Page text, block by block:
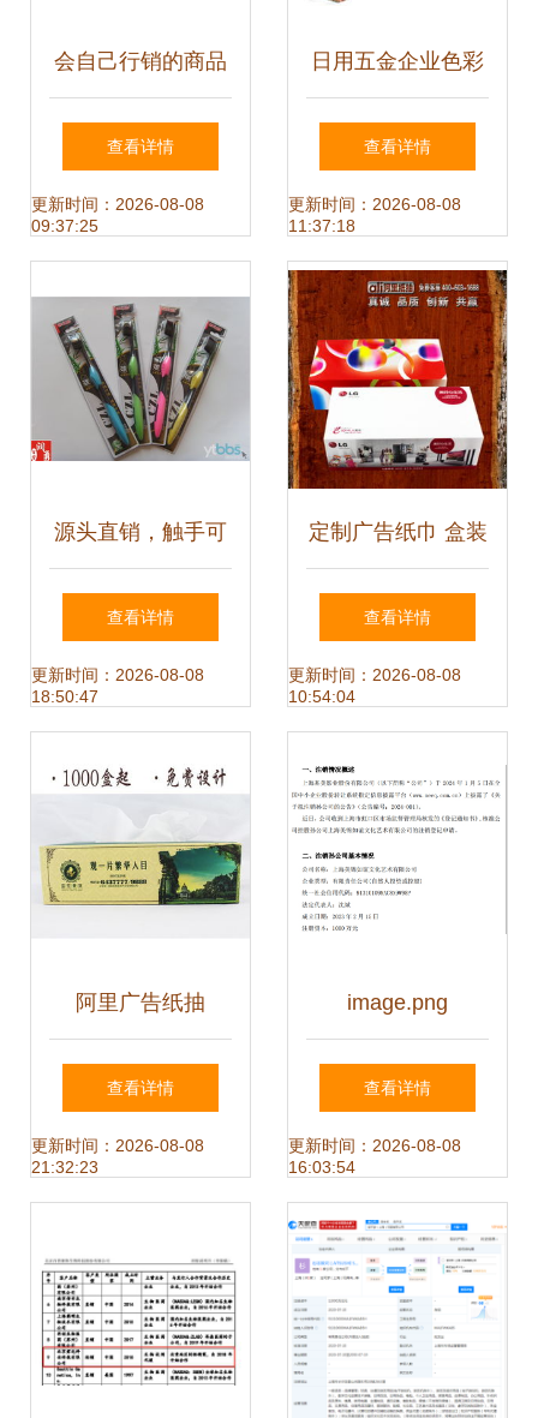
会自己行销的商品
20个极具创意的日
用品包装设计
查看详情
更新时间：2026-08-08
09:37:25
日用五金企业色彩
营销 从功能转向情
绪的战略突破
查看详情
更新时间：2026-08-08
11:37:18
源头直销，触手可
及的品质生活——
日用百货、针织服
查看详情
更新时间：2026-08-08
18:50:47
定制广告纸巾 盒装
抽纸盒制作全解
析，打造品牌传播
查看详情
更新时间：2026-08-08
10:54:04
阿里广告纸抽
23×12×6 实用与品
牌传播的完美结合
查看详情
更新时间：2026-08-08
21:32:23
image.png
查看详情
更新时间：2026-08-08
16:03:54